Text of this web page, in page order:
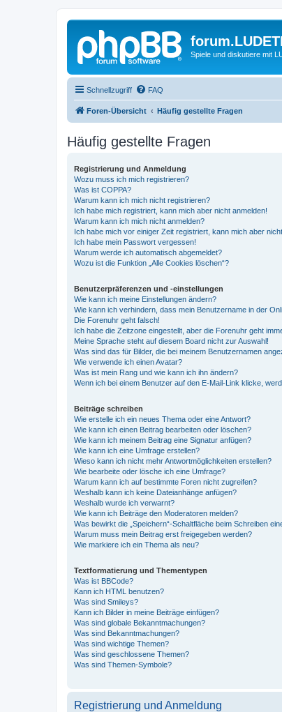
Spiele und diskutiere mit
Schnellzugriff FAQ
Foren-Übersicht Häufig gestellte Fragen
Häufig gestellte Fragen
Registrierung und Anmeldung
Wozu muss ich mich registrieren?
Was ist COPPA?
Warum kann ich mich nicht registrieren?
Ich habe mich registriert, kann mich aber nicht anmelden!
Warum kann ich mich nicht anmelden?
Ich habe mich vor einiger Zeit registriert, kann mich aber
Ich habe mein Passwort vergessen!
Warum werde ich automatisch abgemeldet?
Wozu ist die Funktion „Alle Cookies löschen“?
Benutzerpräferenzen und -einstellungen
Wie kann ich meine Einstellungen ändern?
Wie kann ich verhindern, dass mein Benutzername in der
Die Forenuhr geht falsch!
Ich habe die Zeitzone eingestellt, aber die Forenuhr geht
Meine Sprache steht auf diesem Board nicht zur Auswahl!
Was sind das für Bilder, die bei meinem Benutzernamen
Wie verwende ich einen Avatar?
Was ist mein Rang und wie kann ich ihn ändern?
Wenn ich bei einem Benutzer auf den E-Mail-Link klicke,
Beiträge schreiben
Wie erstelle ich ein neues Thema oder eine Antwort?
Wie kann ich einen Beitrag bearbeiten oder löschen?
Wie kann ich meinem Beitrag eine Signatur anfügen?
Wie kann ich eine Umfrage erstellen?
Wieso kann ich nicht mehr Antwortmöglichkeiten erstellen?
Wie bearbeite oder lösche ich eine Umfrage?
Warum kann ich auf bestimmte Foren nicht zugreifen?
Weshalb kann ich keine Dateianhänge anfügen?
Weshalb wurde ich verwarnt?
Wie kann ich Beiträge den Moderatoren melden?
Was bewirkt die „Speichern“-Schaltfläche beim Schreiben
Warum muss mein Beitrag erst freigegeben werden?
Wie markiere ich ein Thema als neu?
Textformatierung und Thementypen
Was ist BBCode?
Kann ich HTML benutzen?
Was sind Smileys?
Kann ich Bilder in meine Beiträge einfügen?
Was sind globale Bekanntmachungen?
Was sind Bekanntmachungen?
Was sind wichtige Themen?
Was sind geschlossene Themen?
Was sind Themen-Symbole?
Registrierung und Anmeldung